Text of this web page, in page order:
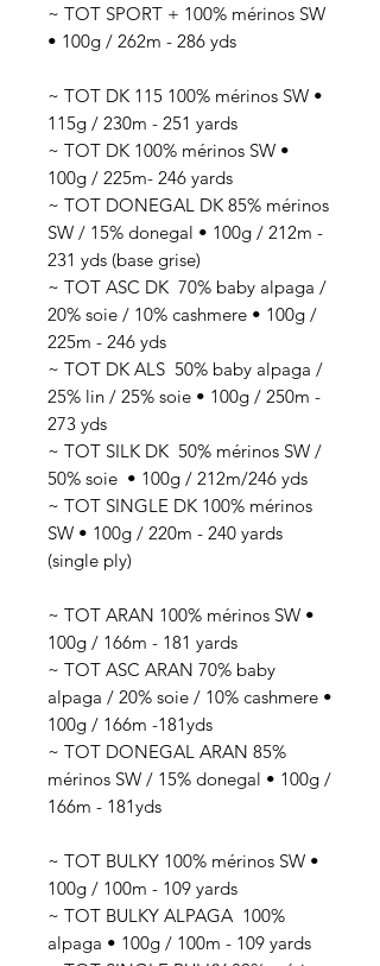
~ TOT SPORT + 100% mérinos SW
• 100g / 262m - 286 yds
~ TOT DK 115 100% mérinos SW •
115g / 230m - 251 yards
~ TOT DK 100% mérinos SW •
100g / 225m- 246 yards
~ TOT DONEGAL DK 85% mérinos
SW / 15% donegal • 100g / 212m -
231 yds (base grise)
~ TOT ASC DK 70% baby alpaga /
20% soie / 10% cashmere • 100g /
225m - 246 yds
~ TOT DK ALS 50% baby alpaga /
25% lin / 25% soie • 100g / 250m -
273 yds
~ TOT SILK DK 50% mérinos SW /
50% soie • 100g / 212m/246 yds
~ TOT SINGLE DK 100% mérinos
SW • 100g / 220m - 240 yards
(single ply)
~ TOT ARAN 100% mérinos SW •
100g / 166m - 181 yards
~ TOT ASC ARAN 70% baby
alpaga / 20% soie / 10% cashmere •
100g / 166m -181yds
~ TOT DONEGAL ARAN 85%
mérinos SW / 15% donegal • 100g /
166m - 181yds
~ TOT BULKY 100% mérinos SW •
100g / 100m - 109 yards
~ TOT BULKY ALPAGA 100%
alpaga • 100g / 100m - 109 yards